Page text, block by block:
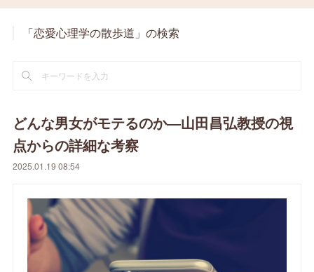
「恋愛心理学の散歩道」の検索
どんな男女がモテるのか―山田昌弘教授の視
点からの詳細な考察
2025.01.19 08:54